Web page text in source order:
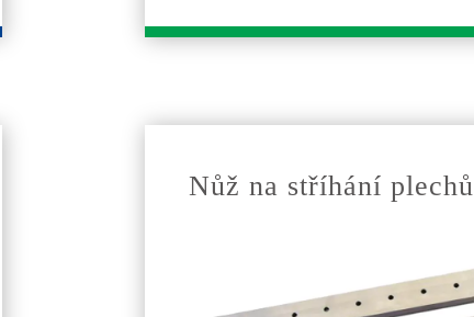
Nůž na stříhání plechů